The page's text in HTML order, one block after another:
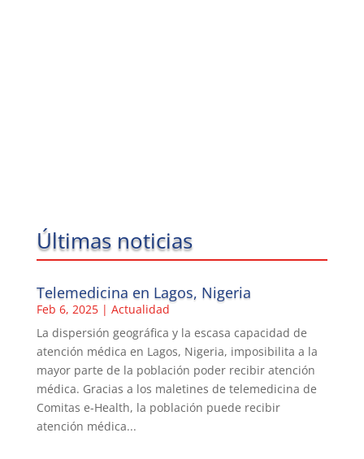
Últimas noticias
Telemedicina en Lagos, Nigeria
Feb 6, 2025| Actualidad
La dispersión geográfica y la escasa capacidad de
atención médica en Lagos, Nigeria, imposibilita a la
mayor parte de la población poder recibir atención
médica. Gracias a los maletines de telemedicina de
Comitas e-Health, la población puede recibir
atención médica...